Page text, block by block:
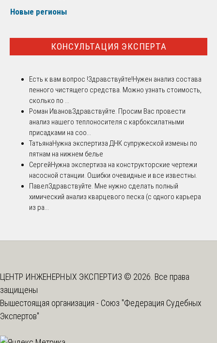
Новые регионы
КОНСУЛЬТАЦИЯ ЭКСПЕРТА
Есть к вам вопрос !Здравствуйте!Нужен анализ состава
пенного чистящего средства. Можно узнать стоимость,
сколько по ...
Роман ИвановЗдравствуйте. Просим Вас провести
анализ нашего теплоносителя с карбоксилатными
присадками на соо...
ТатьянаНужна экспертиза ДНК супружеской измены по
пятнам на нижнем белье
СергейНужна экспертиза на конструкторские чертежи
насосной станции. Ошибки очевидные и все известны.
ПавелЗдравствуйте. Мне нужно сделать полный
химический анализ кварцевого песка (с одного карьера
из ра...
ЦЕНТР ИНЖЕНЕРНЫХ ЭКСПЕРТИЗ © 2026. Все права
защищены
Вышестоящая организация - Союз "Федерация Судебных
Экспертов"